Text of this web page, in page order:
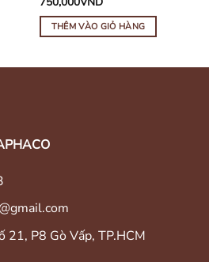
THÊM VÀO GIỎ HÀNG
21, P8 Gò Vấp, TP.HCM